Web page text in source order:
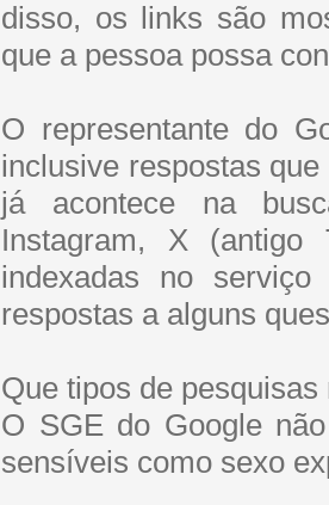
disso, os links são
que a pessoa possa
O representante do
inclusive respostas
já acontece na
Instagram, X (antigo
indexadas no
respostas a alguns
Que tipos de
O SGE do Google
sensíveis como sexo